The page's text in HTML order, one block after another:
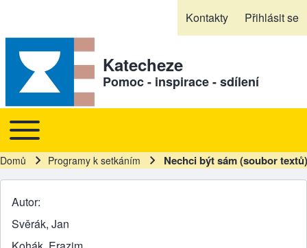
Kontakty Přihlásit se
Katecheze
Pomoc - inspirace - sdílení
Hlavní navigace
Toggle main menu
Drobečková navigace
Domů Programy k setkáním Nechci být sám (soubor textů)
Autor
Svěrák, Jan